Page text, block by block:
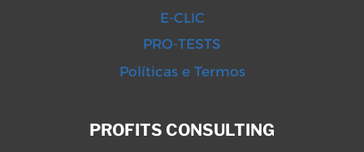
E-CLIC
PRO-TESTS
Políticas e Termos
PROFITS CONSULTING